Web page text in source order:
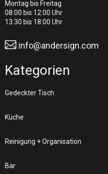
Montag bis Freitag
08:00 bis 12:00 Uhr
13:30 bis 18:00 Uhr
info@andersign.com
Kategorien
Gedeckter Tisch
Küche
Reinigung + Organisation
Bar